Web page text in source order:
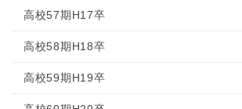
高校57期H17卒
高校58期H18卒
高校59期H19卒